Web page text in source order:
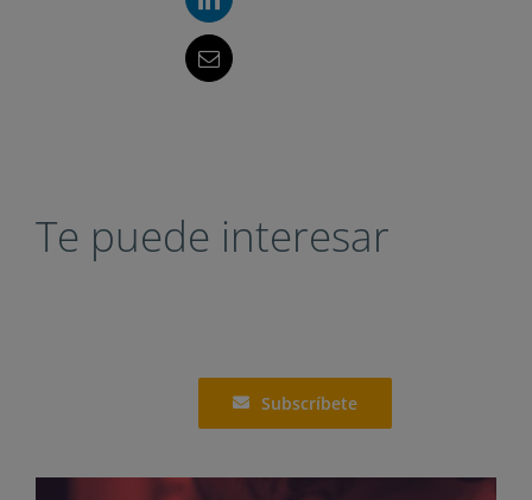
Te puede interesar
Subscríbete